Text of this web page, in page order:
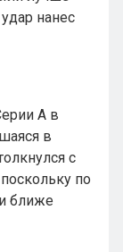
нанес
А в
в
с
по
ближе